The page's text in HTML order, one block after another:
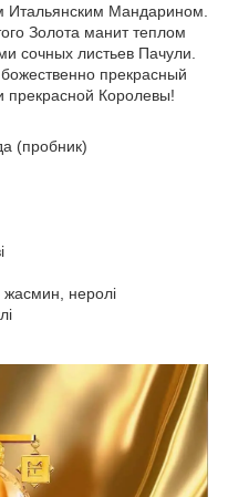
Итальянским Мандарином.
Золота манит теплом
сочных листьев Пачули.
прекрасный
прекрасной Королевы!
(пробник)
жасмин, неролі